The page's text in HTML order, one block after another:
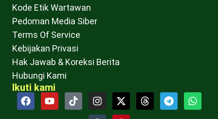
Kode Etik Wartawan
Pedoman Media Siber
Terms Of Service
Kebijakan Privasi
Hak Jawab & Koreksi Berita
Hubungi Kami
Ikuti kami